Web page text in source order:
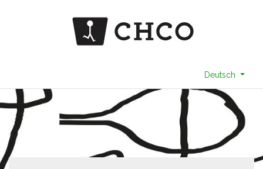
Deutsch